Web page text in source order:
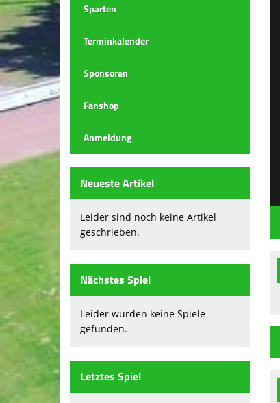
Sparten
Terminkalender
Sponsoren
Fanshop
Anmeldung
Neueste Artikel
Leider sind noch keine Artikel
geschrieben.
Nächstes Spiel
Leider wurden keine Spiele
gefunden.
Letztes Spiel